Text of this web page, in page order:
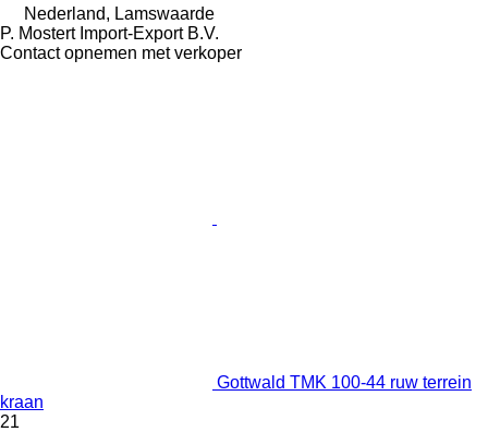
Nederland, Lamswaarde
P. Mostert Import-Export B.V.
Contact opnemen met verkoper
Gottwald TMK 100-44 ruw terrein
kraan
21